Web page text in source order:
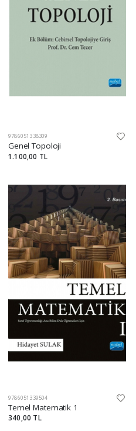
9786051338309
Genel Topoloji
1.100,00 TL
9786051339504
Temel Matematik 1
340,00 TL